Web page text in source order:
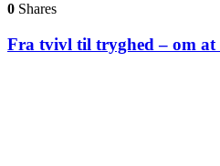
0 Shares
Fra tvivl til tryghed – om at